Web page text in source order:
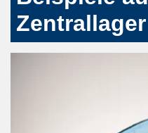
Zentrallager